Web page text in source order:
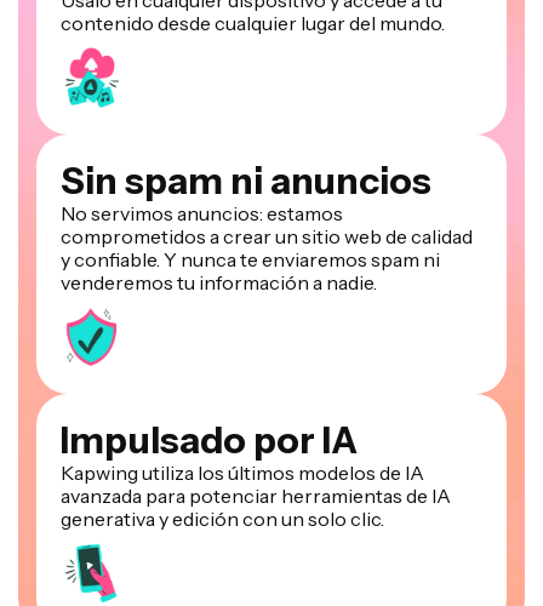
contenido desde cualquier lugar del mundo.
Sin spam ni anuncios
No servimos anuncios: estamos
comprometidos a crear un sitio web de calidad
y confiable. Y nunca te enviaremos spam ni
venderemos tu información a nadie.
Impulsado por IA
Kapwing utiliza los últimos modelos de IA
avanzada para potenciar herramientas de IA
generativa y edición con un solo clic.